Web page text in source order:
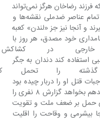
دکتر مصدق از روز نخست می‌دانست که فرزند رضاخان هرگز نمی‌تواند
با ملت همقدمی کند، می‌دانست که تمام عناصر ضدملی نقشه‌ها و
را از دربار منحوس می‌گیرند و آنجا نیز جز «لندن» کعبه
در طول ۲۸ ماه زمامداری خود مصدق، هر روز با
خارجی در
شکاف اجنبی استفاده کند دندان به جگر
گذشته را
قتل او را دربار چیده بود
تنها به این اکتفا کرد که از مجلس هفدهم بخواهد گزارش ۸ نفری را
حمل بر ضعف ملت و تقویت
بیشرمی و وقاحت را اقلیت